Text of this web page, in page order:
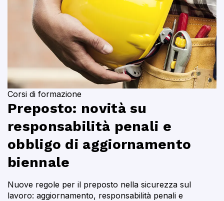
Corsi di formazione
Preposto: novità su
responsabilità penali e
obbligo di aggiornamento
biennale
Nuove regole per il preposto nella sicurezza sul
lavoro: aggiornamento, responsabilità penali e